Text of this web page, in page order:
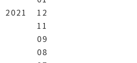
2021
12
11
09
08